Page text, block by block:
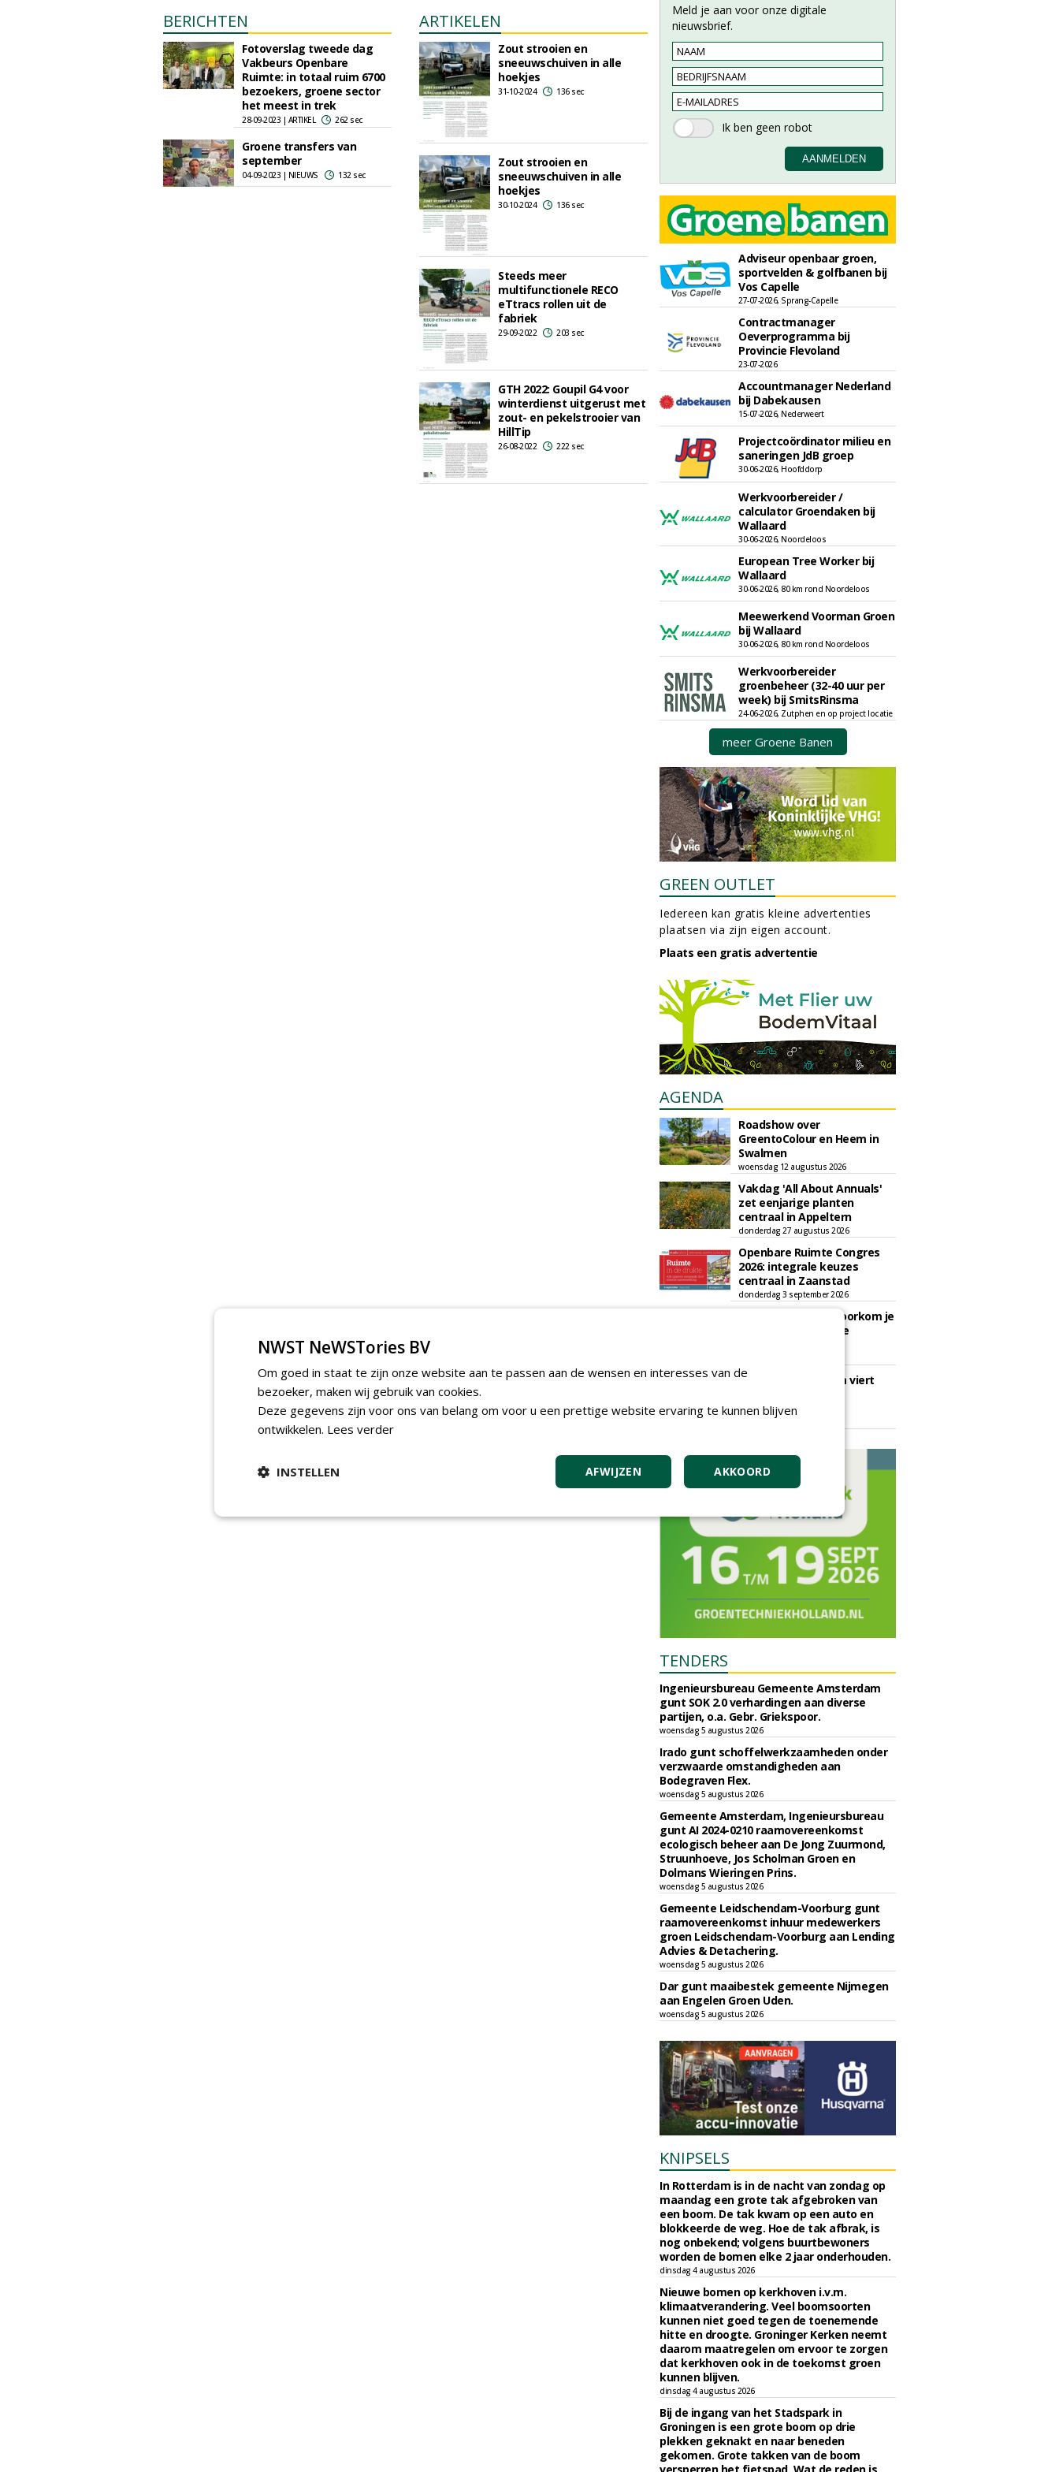
BERICHTEN
Fotoverslag tweede dag
Vakbeurs Openbare
Ruimte: in totaal ruim 6700
bezoekers, groene sector
het meest in trek
28-09-2023 | ARTIKEL 262 sec
Groene transfers van
september
04-09-2023 | NIEUWS 132 sec
ARTIKELEN
Zout strooien en
sneeuwschuiven in alle
hoekjes
31-10-2024 136 sec
Zout strooien en
sneeuwschuiven in alle
hoekjes
30-10-2024 136 sec
Steeds meer
multifunctionele RECO
eTtracs rollen uit de
fabriek
29-09-2022 203 sec
GTH 2022: Goupil G4 voor
winterdienst uitgerust met
zout- en pekelstrooier van
HillTip
26-08-2022 222 sec
Meld je aan voor onze digitale
nieuwsbrief.
Adviseur openbaar groen,
sportvelden & golfbanen bij
Vos Capelle
27-07-2026, Sprang-Capelle
Contractmanager
Oeverprogramma bij
Provincie Flevoland
23-07-2026
Accountmanager Nederland
bij Dabekausen
15-07-2026, Nederweert
Projectcoördinator milieu en
saneringen JdB groep
30-06-2026, Hoofddorp
Werkvoorbereider /
calculator Groendaken bij
Wallaard
30-06-2026, Noordeloos
European Tree Worker bij
Wallaard
30-06-2026, 80 km rond Noordeloos
Meewerkend Voorman Groen
bij Wallaard
30-06-2026, 80 km rond Noordeloos
Werkvoorbereider
groenbeheer (32-40 uur per
week) bij SmitsRinsma
24-06-2026, Zutphen en op project locatie
meer Groene Banen
GREEN OUTLET
Iedereen kan gratis kleine advertenties
plaatsen via zijn eigen account.
Plaats een gratis advertentie
AGENDA
Roadshow over
GreentoColour en Heem in
Swalmen
woensdag 12 augustus 2026
Vakdag 'All About Annuals'
zet eenjarige planten
centraal in Appeltern
donderdag 27 augustus 2026
Openbare Ruimte Congres
2026: integrale keuzes
centraal in Zaanstad
donderdag 3 september 2026
Lunchwebinar: zo voorkom je
dat natuurinclusieve
Rooftop Symposium viert
dakontwikkeling
TENDERS
Ingenieursbureau Gemeente Amsterdam
gunt SOK 2.0 verhardingen aan diverse
partijen, o.a. Gebr. Griekspoor.
woensdag 5 augustus 2026
Irado gunt schoffelwerkzaamheden onder
verzwaarde omstandigheden aan
Bodegraven Flex.
woensdag 5 augustus 2026
Gemeente Amsterdam, Ingenieursbureau
gunt AI 2024-0210 raamovereenkomst
ecologisch beheer aan De Jong Zuurmond,
Struunhoeve, Jos Scholman Groen en
Dolmans Wieringen Prins.
woensdag 5 augustus 2026
Gemeente Leidschendam-Voorburg gunt
raamovereenkomst inhuur medewerkers
groen Leidschendam-Voorburg aan Lending
Advies & Detachering.
woensdag 5 augustus 2026
Dar gunt maaibestek gemeente Nijmegen
aan Engelen Groen Uden.
woensdag 5 augustus 2026
KNIPSELS
In Rotterdam is in de nacht van zondag op
maandag een grote tak afgebroken van
een boom. De tak kwam op een auto en
blokkeerde de weg. Hoe de tak afbrak, is
nog onbekend; volgens buurtbewoners
worden de bomen elke 2 jaar onderhouden.
dinsdag 4 augustus 2026
Nieuwe bomen op kerkhoven i.v.m.
klimaatverandering. Veel boomsoorten
kunnen niet goed tegen de toenemende
hitte en droogte. Groninger Kerken neemt
daarom maatregelen om ervoor te zorgen
dat kerkhoven ook in de toekomst groen
kunnen blijven.
dinsdag 4 augustus 2026
Bij de ingang van het Stadspark in
Groningen is een grote boom op drie
plekken geknakt en naar beneden
gekomen. Grote takken van de boom
NWST NeWSTories BV
Om goed in staat te zijn onze website aan te passen aan de wensen en interesses van de
bezoeker, maken wij gebruik van cookies.
Deze gegevens zijn voor ons van belang om voor u een prettige website ervaring te kunnen blijven
ontwikkelen. Lees verder
AKKOORD
AFWIJZEN
INSTELLEN